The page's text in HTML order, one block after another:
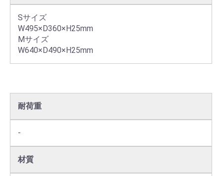
Sサイズ
W495×D360×H25mm
Mサイズ
W640×D490×H25mm
耐荷重
-
材質